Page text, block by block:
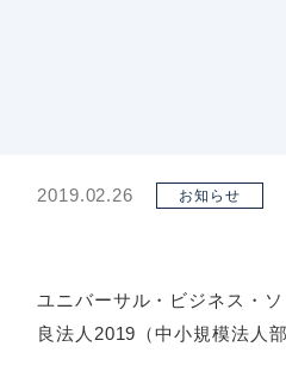
2019.02.26 お知らせ
ユニバーサル・ビジネス・
良法人2019（中小規模法人